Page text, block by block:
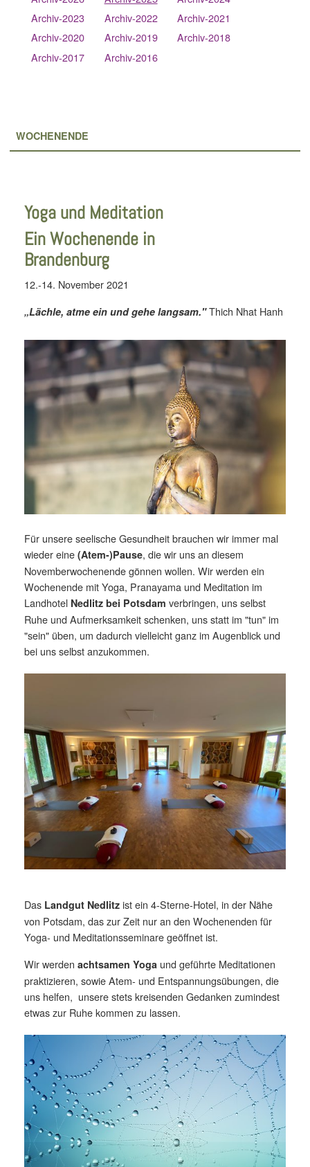
Archiv-2023
Archiv-2022
Archiv-2021
Archiv-2020
Archiv-2019
Archiv-2018
Archiv-2017
Archiv-2016
WOCHENENDE
Yoga und Meditation
Ein Wochenende in
Brandenburg
12.-14. November 2021
„Lächle, atme ein und gehe langsam."Thich Nhat Hanh
Für unsere seelische Gesundheit brauchen wir immer mal
wieder eine(Atem-)Pause, die wir uns an diesem
Novemberwochenende gönnen wollen. Wir werden ein
Wochenende mit Yoga, Pranayama und Meditation im
Landhotel Nedlitz bei Potsdam verbringen, uns selbst
Ruhe und Aufmerksamkeit schenken, uns statt im "tun" im
"sein" üben, um dadurch vielleicht ganz im Augenblick und
bei uns selbst anzukommen.
Das Landgut Nedlitzist ein 4-Sterne-Hotel, in der Nähe
von Potsdam, das zur Zeit nur an den Wochenenden für
Yoga- und Meditationsseminare geöffnet ist.
Wir werdenachtsamen Yoga und geführte Meditationen
praktizieren, sowie Atem- und Entspannungsübungen, die
uns helfen, unsere stets kreisenden Gedanken zumindest
etwas zur Ruhe kommen zu lassen.